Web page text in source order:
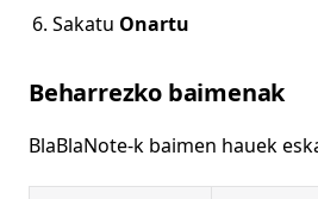
Sakatu Onartu
Beharrezko baimenak
BlaBlaNote-k baimen hauek